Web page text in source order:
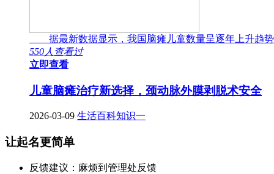
据最新数据显示，我国脑瘫儿童数量呈逐年上升趋势
550人查看过
立即查看
儿童脑瘫治疗新选择，颈动脉外膜剥脱术安全
2026-03-09 生活百科知识一
让起名更简单
反馈建议：麻烦到管理处反馈